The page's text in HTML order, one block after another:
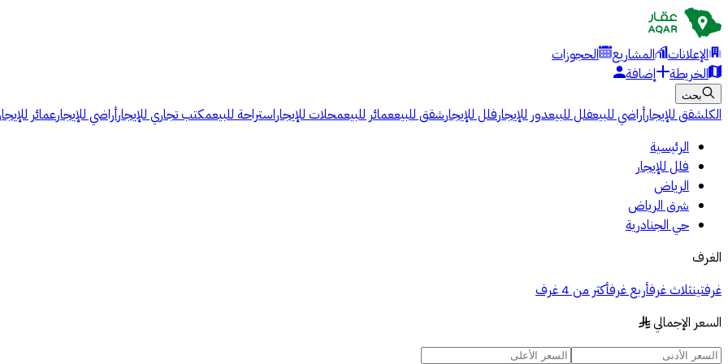
الإعلانات المشاريع
الحجوزات
الخريطة
إضافة
بحث
الكلشقق للإيجارأراضي للبيعفلل للبيعدور للإيجارفلل للإيجارشقق للبيععمائر للبيعمحلات للإيجاراستراحة للبيعمكتب تجاري للإيجارأراضي للإيجارعمائر للإيجار
الرئيسية
فلل للإيجار
الرياض
شرق الرياض
حي الجنادرية
الغرف
غرفتينثلاث غرفأربع غرفأكثر من 4 غرف
السعر الإجمالي §